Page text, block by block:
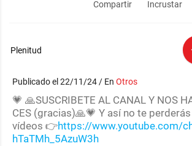
Compartir Incrustar
Plenitud
Publicado el 22/11/24 / En Otros
💗 🙏SUSCRIBETE AL CANAL Y NOS
CES (gracias)🙏💗 Y así no te
vídeos 👉https://www.youtube.com/
hTaTMh_5AzuW3h